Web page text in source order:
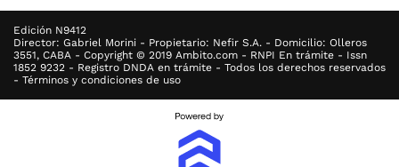
Edición N9412
Director: Gabriel Morini - Propietario: Nefir S.A. - Domicilio: Olleros
3551, CABA - Copyright © 2019 Ambito.com - RNPI En trámite - Issn
1852 9232 - Registro DNDA en trámite - Todos los derechos reservados
- Términos y condiciones de uso